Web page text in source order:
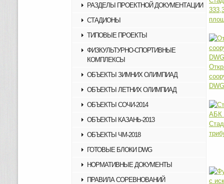
РАЗДЕЛЫ ПРОЕКТНОЙ ДОКУМЕНТАЦИИ
СТАДИОНЫ
ТИПОВЫЕ ПРОЕКТЫ
ФИЗКУЛЬТУРНО-СПОРТИВНЫЕ
КОМПЛЕКСЫ
ОБЪЕКТЫ ЗИМНИХ ОЛИМПИАД
ОБЪЕКТЫ ЛЕТНИХ ОЛИМПИАД
ОБЪЕКТЫ СОЧИ-2014
ОБЪЕКТЫ КАЗАНЬ-2013
ОБЪЕКТЫ ЧМ-2018
ГОТОВЫЕ БЛОКИ DWG
НОРМАТИВНЫЕ ДОКУМЕНТЫ
ПРАВИЛА СОРЕВНОВАНИЙ
DWG